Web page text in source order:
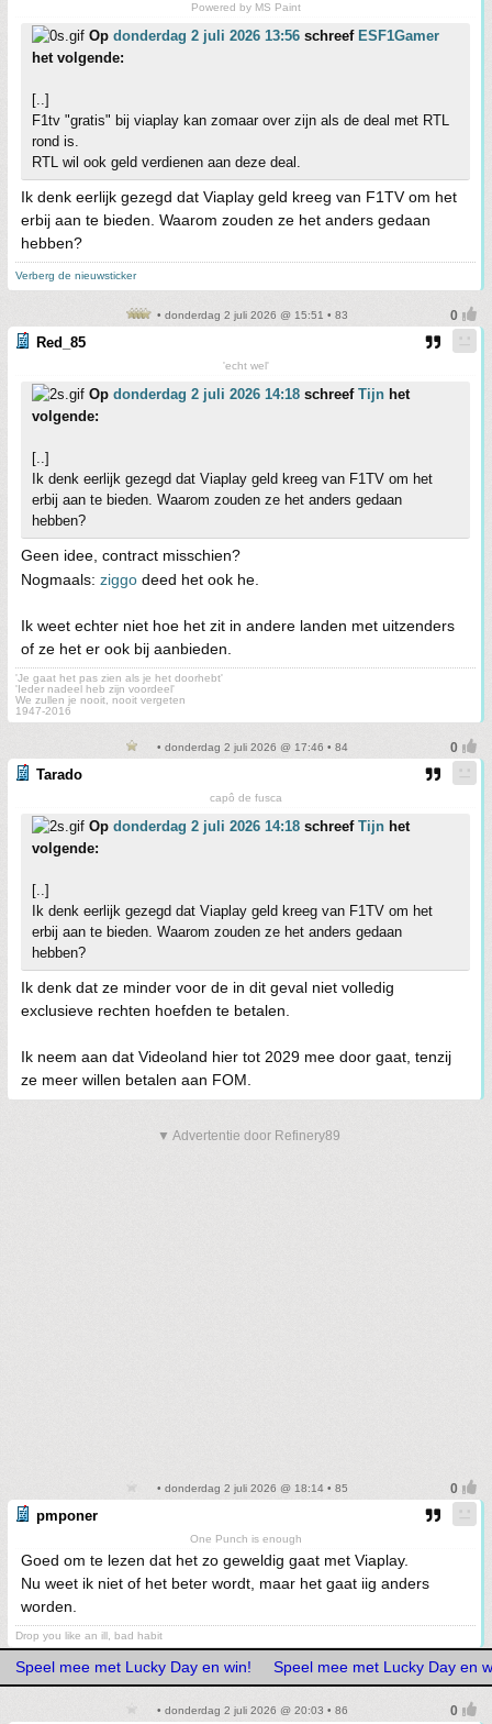
Powered by MS Paint
Op donderdag 2 juli 2026 13:56 schreef ESF1Gamer
het volgende:
[..]
F1tv "gratis" bij viaplay kan zomaar over zijn als de deal met RTL
rond is.
RTL wil ook geld verdienen aan deze deal.
Ik denk eerlijk gezegd dat Viaplay geld kreeg van F1TV om het
erbij aan te bieden. Waarom zouden ze het anders gedaan
hebben?
Verberg de nieuwsticker
• donderdag 2 juli 2026 @ 15:51 • 83
Red_85
'echt wel'
Op donderdag 2 juli 2026 14:18 schreef Tijn het
volgende:
[..]
Ik denk eerlijk gezegd dat Viaplay geld kreeg van F1TV om het
erbij aan te bieden. Waarom zouden ze het anders gedaan
hebben?
Geen idee, contract misschien?
Nogmaals: ziggo deed het ook he.
Ik weet echter niet hoe het zit in andere landen met uitzenders
of ze het er ook bij aanbieden.
'Je gaat het pas zien als je het doorhebt'
'Ieder nadeel heb zijn voordeel'
We zullen je nooit, nooit vergeten
1947-2016
• donderdag 2 juli 2026 @ 17:46 • 84
Tarado
capô de fusca
Op donderdag 2 juli 2026 14:18 schreef Tijn het
volgende:
[..]
Ik denk eerlijk gezegd dat Viaplay geld kreeg van F1TV om het
erbij aan te bieden. Waarom zouden ze het anders gedaan
hebben?
Ik denk dat ze minder voor de in dit geval niet volledig
exclusieve rechten hoefden te betalen.
Ik neem aan dat Videoland hier tot 2029 mee door gaat, tenzij
ze meer willen betalen aan FOM.
▼ Advertentie door Refinery89
• donderdag 2 juli 2026 @ 18:14 • 85
pmponer
One Punch is enough
Goed om te lezen dat het zo geweldig gaat met Viaplay.
Nu weet ik niet of het beter wordt, maar het gaat iig anders
worden.
Drop you like an ill, bad habit
Speel mee met Lucky Day en win! Speel mee met Lucky Day en
• donderdag 2 juli 2026 @ 20:03 • 86